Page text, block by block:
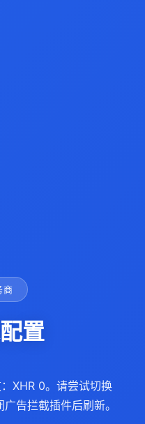
商
置
XHR 0。请尝试切换
告拦截插件后刷新。